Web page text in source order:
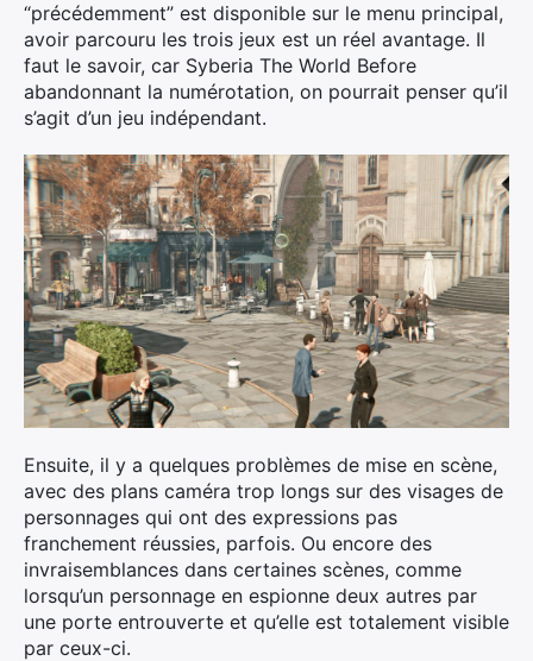
“précédemment” est disponible sur le menu principal,
avoir parcouru les trois jeux est un réel avantage. Il
faut le savoir, car Syberia The World Before
abandonnant la numérotation, on pourrait penser qu’il
s’agit d’un jeu indépendant.
Ensuite, il y a quelques problèmes de mise en scène,
avec des plans caméra trop longs sur des visages de
personnages qui ont des expressions pas
franchement réussies, parfois. Ou encore des
invraisemblances dans certaines scènes, comme
lorsqu’un personnage en espionne deux autres par
une porte entrouverte et qu’elle est totalement visible
par ceux-ci.